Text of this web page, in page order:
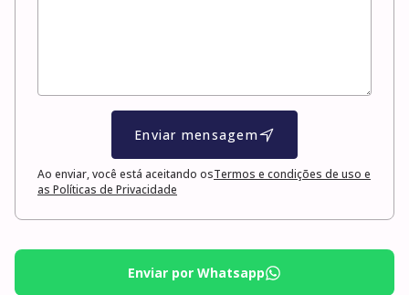
Enviar mensagem
Ao enviar, você está aceitando osTermos e condições de uso e
as Políticas de Privacidade
Enviar por Whatsapp